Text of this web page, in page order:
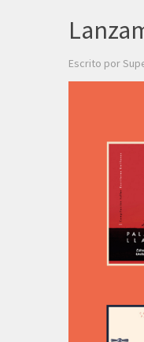
Escrito por